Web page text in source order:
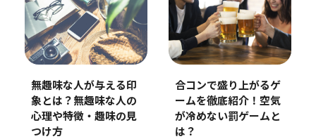
無趣味な人が与える印
象とは？無趣味な人の
心理や特徴・趣味の見
つけ方
合コンで盛り上がるゲ
ームを徹底紹介！空気
が冷めない罰ゲームと
は？